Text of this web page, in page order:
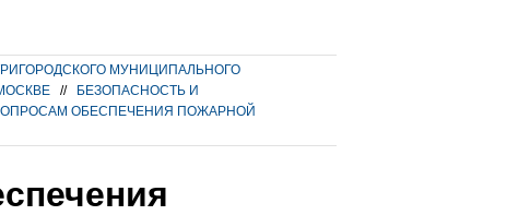
МУНИЦИПАЛЬНОГО
//
БЕЗОПАСНОСТЬ И
ОБЕСПЕЧЕНИЯ ПОЖАРНОЙ